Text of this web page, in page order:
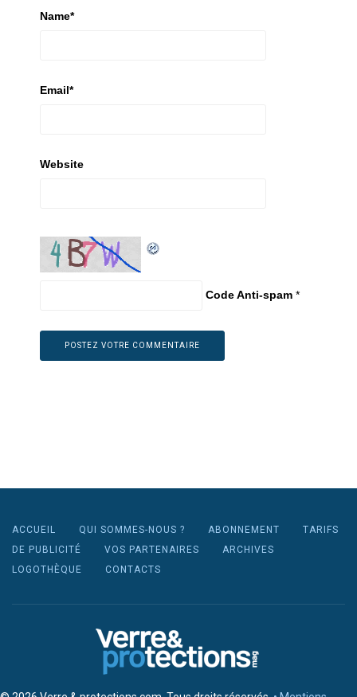
Name*
Email*
Website
Code Anti-spam *
ACCUEIL QUI SOMMES-NOUS ? ABONNEMENT
TARIFS
DE PUBLICITÉ
VOS PARTENAIRES
ARCHIVES
LOGOTHÈQUE
CONTACTS